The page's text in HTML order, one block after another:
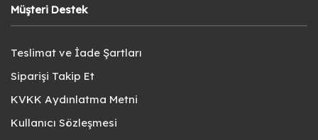
Müşteri Destek
Teslimat ve İade Şartları
Siparişi Takip Et
KVKK Aydınlatma Metni
Kullanıcı Sözleşmesi